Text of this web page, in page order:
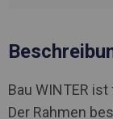
Bau WINTER
Der Rahmen